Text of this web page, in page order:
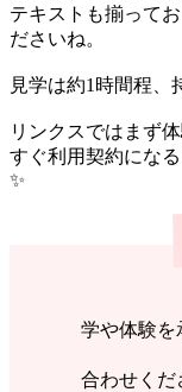
テキストも揃って
ださいね。
見学は約1時間程、
リンクスではまず
すぐ利用契約にな
✨️
リン
学や体験を
気に
合わせくだ